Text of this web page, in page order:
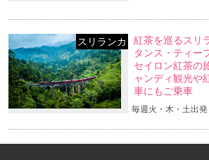
スリランカ
紅茶を巡るスリ
タンス・ティー
セイロン紅茶の
ャンディ観光や
車にもご乗車
毎週火・木・土出発